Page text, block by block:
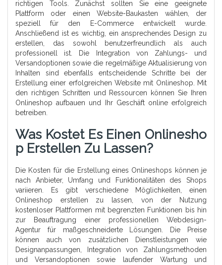
richtigen Tools. Zunächst sollten Sie eine geeignete
Plattform oder einen Website-Baukasten wählen, der
speziell für den E-Commerce entwickelt wurde.
Anschließend ist es wichtig, ein ansprechendes Design zu
erstellen, das sowohl benutzerfreundlich als auch
professionell ist. Die Integration von Zahlungs- und
Versandoptionen sowie die regelmäßige Aktualisierung von
Inhalten sind ebenfalls entscheidende Schritte bei der
Erstellung einer erfolgreichen Website mit Onlineshop. Mit
den richtigen Schritten und Ressourcen können Sie Ihren
Onlineshop aufbauen und Ihr Geschäft online erfolgreich
betreiben.
Was Kostet Es Einen Onlinesho
P Erstellen Zu Lassen?
Die Kosten für die Erstellung eines Onlineshops können je
nach Anbieter, Umfang und Funktionalitäten des Shops
variieren. Es gibt verschiedene Möglichkeiten, einen
Onlineshop erstellen zu lassen, von der Nutzung
kostenloser Plattformen mit begrenzten Funktionen bis hin
zur Beauftragung einer professionellen Webdesign-
Agentur für maßgeschneiderte Lösungen. Die Preise
können auch von zusätzlichen Dienstleistungen wie
Designanpassungen, Integration von Zahlungsmethoden
und Versandoptionen sowie laufender Wartung und